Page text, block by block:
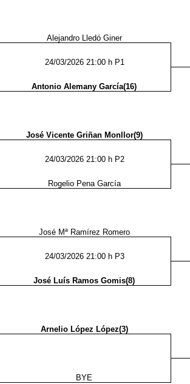
Alejandro Lledó Giner
24/03/2026 21:00 h P1
Antonio Alemany García(16)
José Vicente Griñan Monllor(9)
24/03/2026 21:00 h P2
Rogelio Pena García
José Mª Ramírez Romero
24/03/2026 21:00 h P3
José Luís Ramos Gomis(8)
Arnelio López López(3)
BYE